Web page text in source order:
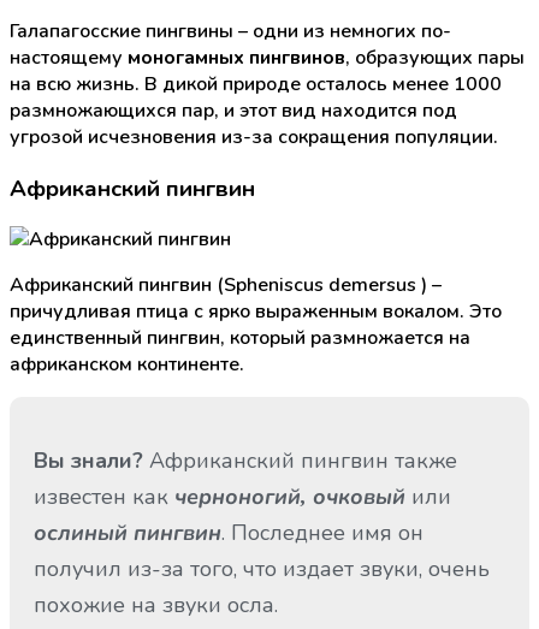
Галапагосские пингвины – одни из немногих по-
настоящему моногамных пингвинов, образующих пары
на всю жизнь. В дикой природе осталось менее 1000
размножающихся пар, и этот вид находится под
угрозой исчезновения из-за сокращения популяции.
Африканский пингвин
Африканский пингвин (Spheniscus demersus ) –
причудливая птица с ярко выраженным вокалом. Это
единственный пингвин, который размножается на
африканском континенте.
Вы знали? Африканский пингвин также
известен как черноногий, очковый или
ослиный пингвин. Последнее имя он
получил из-за того, что издает звуки, очень
похожие на звуки осла.